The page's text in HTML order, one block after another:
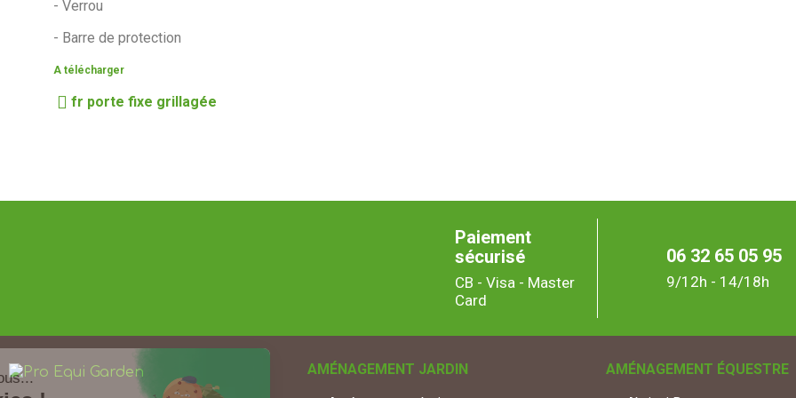
- Verrou
- Barre de protection
A télécharger
fr porte fixe grillagée
Paiement
sécurisé
CB - Visa - Master
Card
06 32 65 05 95
9/12h - 14/18h
AMÉNAGEMENT JARDIN
AMÉNAGEMENT ÉQUESTRE
Salut c'est nous...